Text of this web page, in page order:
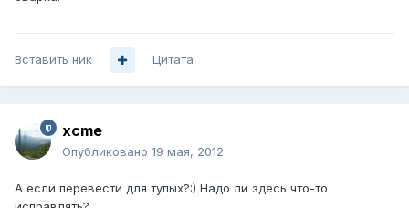
Вставить ник Цитата
xcme
Опубликовано 19 мая, 2012
А если перевести для тупых?:) Надо ли здесь что-то